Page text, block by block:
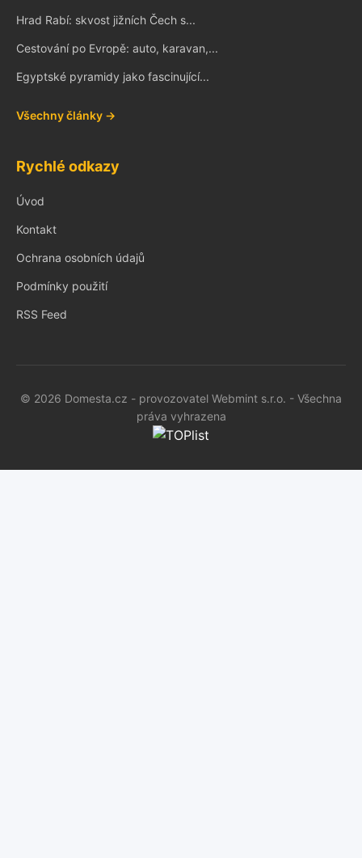
Hrad Rabí: skvost jižních Čech s...
Cestování po Evropě: auto, karavan,...
Egyptské pyramidy jako fascinující...
Všechny články →
Rychlé odkazy
Úvod
Kontakt
Ochrana osobních údajů
Podmínky použití
RSS Feed
© 2026 Domesta.cz - provozovatel Webmint s.r.o. - Všechna
práva vyhrazena